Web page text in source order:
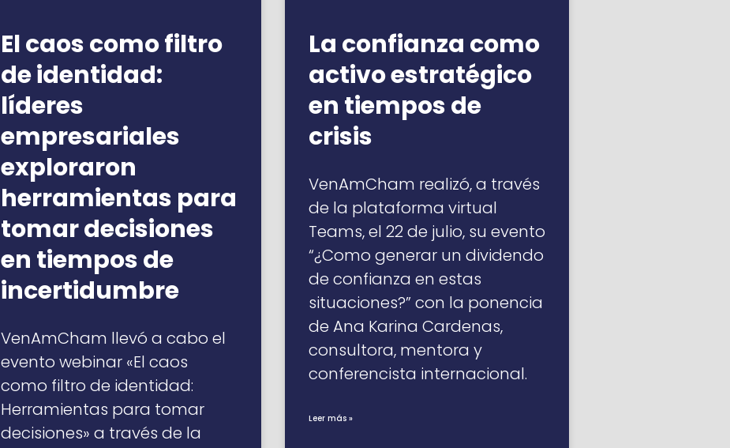
El caos como filtro
de identidad:
líderes
empresariales
exploraron
herramientas para
tomar decisiones
en tiempos de
incertidumbre
VenAmCham llevó a cabo el
evento webinar «El caos
como filtro de identidad:
Herramientas para tomar
decisiones» a través de la
La confianza como
activo estratégico
en tiempos de
crisis
VenAmCham realizó, a través
de la plataforma virtual
Teams, el 22 de julio, su evento
“¿Como generar un dividendo
de confianza en estas
situaciones?” con la ponencia
de Ana Karina Cardenas,
consultora, mentora y
conferencista internacional.
Leer más »